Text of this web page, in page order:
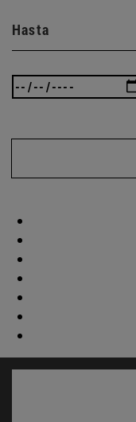
Hasta